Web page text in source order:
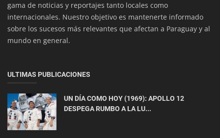
Mundo
Hermanas Argentinas Escalan los Andes para
Recuperar la Mochila de su ...
gama de noticias y reportajes tanto locales como
internacionales. Nuestro objetivo es mantenerte informado
sobre los sucesos más relevantes que afectan a Paraguay y al
mundo en general.
ULTIMAS PUBLICACIONES
UN DÍA COMO HOY (1969): APOLLO 12
DESPEGA RUMBO A LA LU...